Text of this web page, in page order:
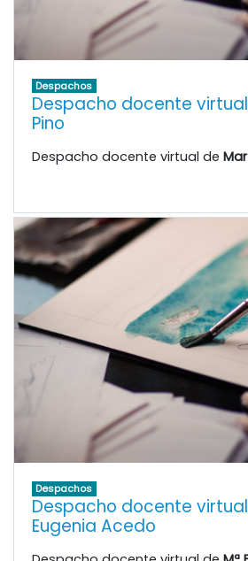
Despachos
Despacho docente
Pino
Despacho docente virtual de
Despachos
Despacho docente virtual
Eugenia Acedo